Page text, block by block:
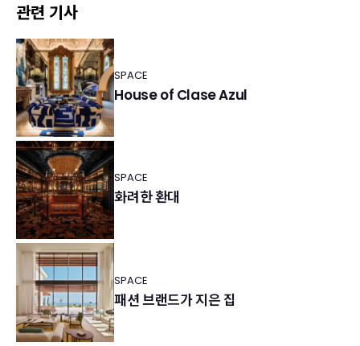
관련 기사
SPACE
House of Clase Azul
SPACE
화려한 환대
SPACE
패션 브랜드가 지은 집